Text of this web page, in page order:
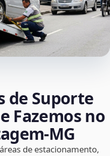
de Suporte
Fazemos no
de estacionamento,